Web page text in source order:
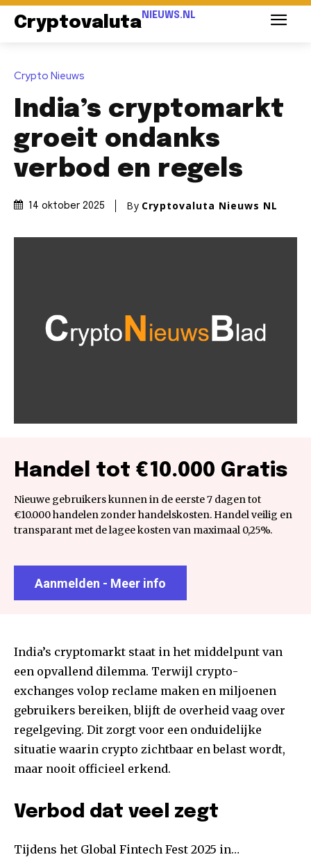
Cryptovaluta NIEUWS.NL
Crypto Nieuws
India’s cryptomarkt
groeit ondanks
verbod en regels
14 oktober 2025 By Cryptovaluta Nieuws NL
Handel tot €10.000 Gratis
Nieuwe gebruikers kunnen in de eerste 7 dagen tot
€10.000 handelen zonder handelskosten. Handel veilig en
transparant met de lagee kosten van maximaal 0,25%.
Aanmelden - Meer info
India’s cryptomarkt staat in het middelpunt van
een opvallend dilemma. Terwijl crypto-
exchanges volop reclame maken en miljoenen
gebruikers bereiken, blijft de overheid vaag over
regelgeving. Dit zorgt voor een onduidelijke
situatie waarin crypto zichtbaar en belast wordt,
maar nooit officieel erkend.
Verbod dat veel zegt
Tijdens het Global Fintech Fest 2025 in…